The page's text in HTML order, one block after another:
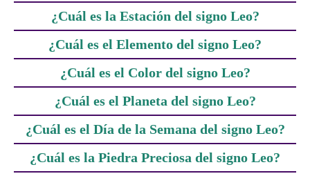
¿Cuál es la Estación del signo Leo?
¿Cuál es el Elemento del signo Leo?
¿Cuál es el Color del signo Leo?
¿Cuál es el Planeta del signo Leo?
¿Cuál es el Día de la Semana del signo Leo?
¿Cuál es la Piedra Preciosa del signo Leo?